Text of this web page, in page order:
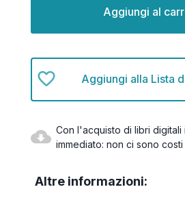
Aggiungi alla Lista
Con l'acquisto di libri digitali
immediato: non ci sono
Altre informazioni: